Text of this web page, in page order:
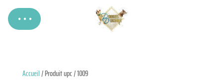
Accueil/ Produit upc / 1009